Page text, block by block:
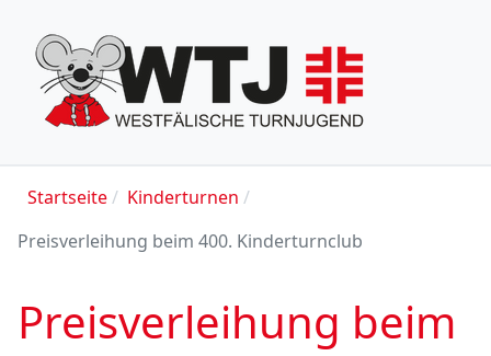
Startseite
Kinderturnen
Preisverleihung beim 400. Kinderturnclub
Preisverleihung beim